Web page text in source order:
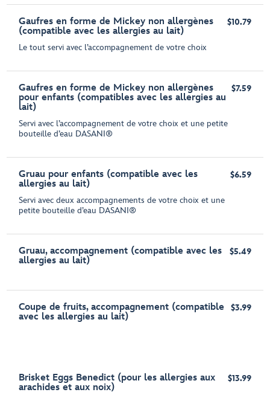
Gaufres en forme de Mickey non allergènes
(compatible avec les allergies au lait)
Le tout servi avec l’accompagnement de votre choix
$10.79
Gaufres en forme de Mickey non allergènes
pour enfants (compatibles avec les allergies au
lait)
Servi avec l’accompagnement de votre choix et une petite
bouteille d’eau DASANI®
$7.59
Gruau pour enfants (compatible avec les
allergies au lait)
Servi avec deux accompagnements de votre choix et une
petite bouteille d’eau DASANI®
$6.59
Gruau, accompagnement (compatible avec les
allergies au lait)
$5.49
Coupe de fruits, accompagnement (compatible
avec les allergies au lait)
$3.99
Brisket Eggs Benedict (pour les allergies aux
arachides et aux noix)
$13.99